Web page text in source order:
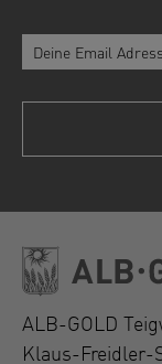
ALB-GOLD
Klaus-Freidler-